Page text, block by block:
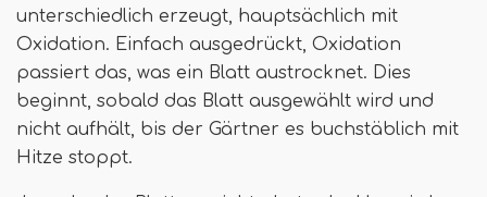
unterschiedlich erzeugt, hauptsächlich mit
Oxidation. Einfach ausgedrückt, Oxidation
passiert das, was ein Blatt austrocknet. Dies
beginnt, sobald das Blatt ausgewählt wird und
nicht aufhält, bis der Gärtner es buchstäblich mit
Hitze stoppt.